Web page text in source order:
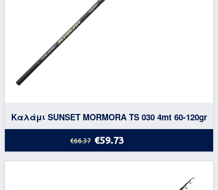
Καλάμι SUNSET MORMORA TS 030 4mt 60-120gr
€66.37 €59.73